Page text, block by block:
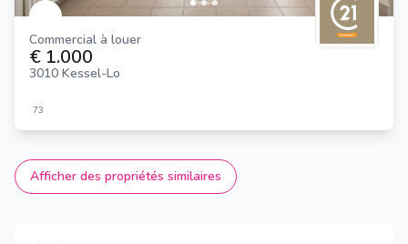
Commercial à louer
€ 1.000
3010 Kessel-Lo
73
Afficher des propriétés similaires